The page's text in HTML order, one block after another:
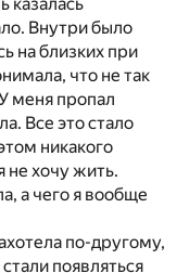
Внутри было
на близких при
что не так
меня пропал
Все это стало
никакого
не хочу жить.
а чего я вообще
по-другому,
появляться